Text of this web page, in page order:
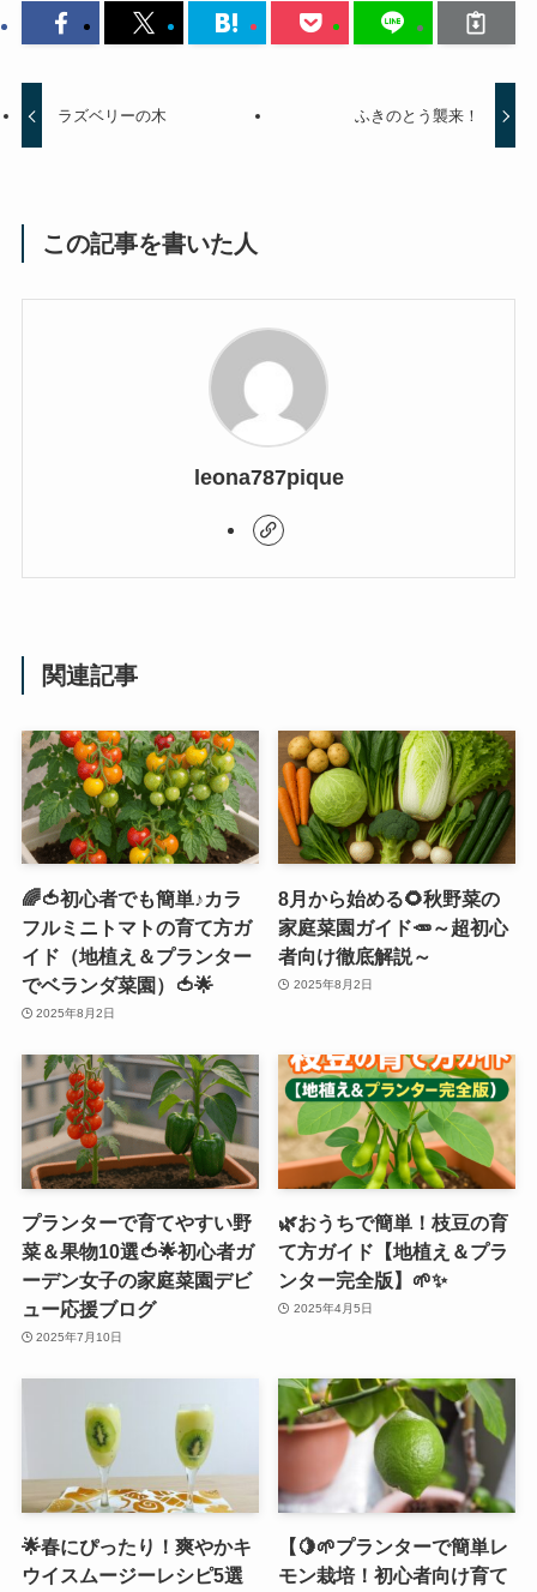
ラズベリーの木 ふきのとう襲来！
この記事を書いた人
leona787pique
関連記事
🌈🍅初心者でも簡単♪カラ
フルミニトマトの育て方ガ
イド（地植え＆プランター
でベランダ菜園）🍅🌟
2025年8月2日
8月から始める🌻秋野菜の
家庭菜園ガイド🥕～超初心
者向け徹底解説～
2025年8月2日
プランターで育てやすい野
菜＆果物10選🍅🌟初心者ガ
ーデン女子の家庭菜園デビ
ュー応援ブログ
2025年7月10日
🌿おうちで簡単！枝豆の育
て方ガイド【地植え＆プラ
ンター完全版】🌱✨
2025年4月5日
🌟春にぴったり！爽やかキ
ウイスムージーレシピ5選
【🍋🌱プランターで簡単レ
モン栽培！初心者向け育て